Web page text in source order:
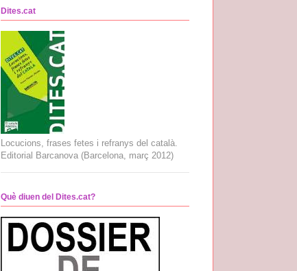
Dites.cat
Locucions, frases fetes i refranys del català.
Editorial Barcanova (Barcelona, març 2012)
Què diuen del Dites.cat?